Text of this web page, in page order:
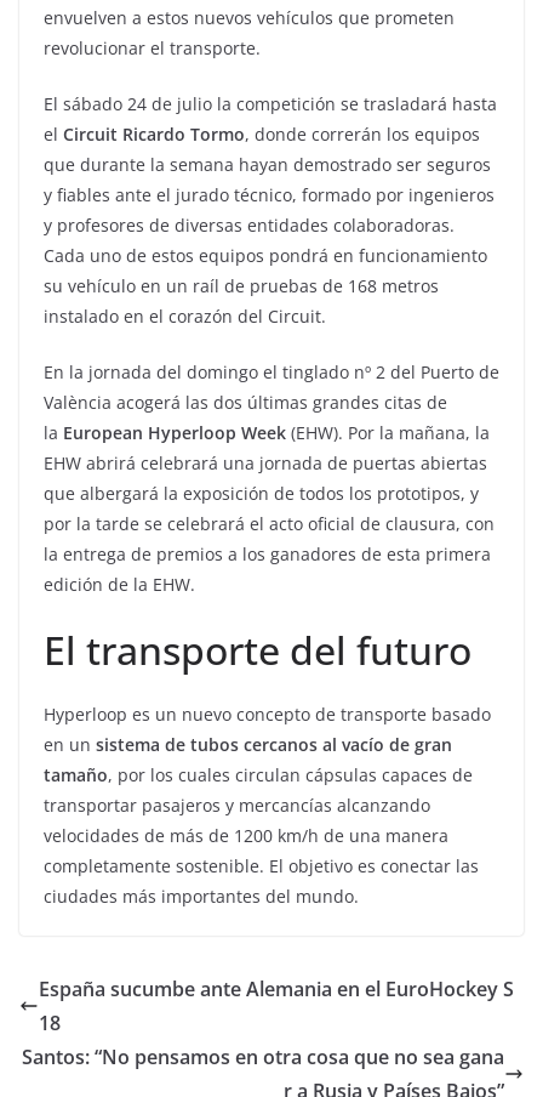
envuelven a estos nuevos vehículos que prometen
revolucionar el transporte.
El sábado 24 de julio la competición se trasladará hasta
el Circuit Ricardo Tormo, donde correrán los equipos
que durante la semana hayan demostrado ser seguros
y fiables ante el jurado técnico, formado por ingenieros
y profesores de diversas entidades colaboradoras.
Cada uno de estos equipos pondrá en funcionamiento
su vehículo en un raíl de pruebas de 168 metros
instalado en el corazón del Circuit.
En la jornada del domingo el tinglado nº 2 del Puerto de
València acogerá las dos últimas grandes citas de
la European Hyperloop Week (EHW). Por la mañana, la
EHW abrirá celebrará una jornada de puertas abiertas
que albergará la exposición de todos los prototipos, y
por la tarde se celebrará el acto oficial de clausura, con
la entrega de premios a los ganadores de esta primera
edición de la EHW.
El transporte del futuro
Hyperloop es un nuevo concepto de transporte basado
en un sistema de tubos cercanos al vacío de gran
tamaño, por los cuales circulan cápsulas capaces de
transportar pasajeros y mercancías alcanzando
velocidades de más de 1200 km/h de una manera
completamente sostenible. El objetivo es conectar las
ciudades más importantes del mundo.
España sucumbe ante Alemania en el EuroHockey S
18
Santos: “No pensamos en otra cosa que no sea gana
r a Rusia y Países Bajos”